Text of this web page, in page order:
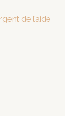
de l’aide